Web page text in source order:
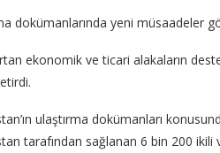
dokümanlarında yeni müsaadeler
ekonomik ve ticari alakaların
ulaştırma dokümanları
tarafından sağlanan 6 bin 200